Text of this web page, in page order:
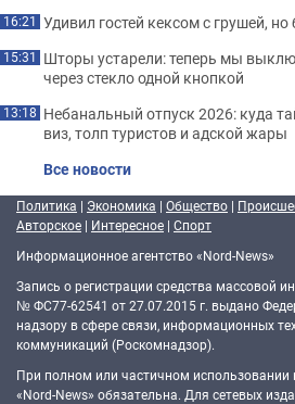
16:21 Удивил гостей кексом с грушей, но
15:31 Шторы устарели: теперь мы
через стекло одной кнопкой
13:18 Небанальный отпуск 2026: куда
виз, толп туристов и адской жары
Все новости
Политика | Экономика | Общество |
Авторское | Интересное | Спорт
Информационное агентство «Nord-News»
Запись о регистрации средства массовой
№ ФС77-62541 от 27.07.2015 г. выдано
надзору в сфере связи, информационных
коммуникаций (Роскомнадзор).
При полном или частичном использовании
«Nord-News» обязательна. Для сетевых